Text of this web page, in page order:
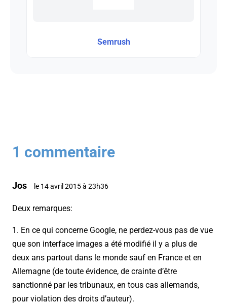
Semrush
1 commentaire
Jos le 14 avril 2015 à 23h36
Deux remarques:
1. En ce qui concerne Google, ne perdez-vous pas de vue
que son interface images a été modifié il y a plus de
deux ans partout dans le monde sauf en France et en
Allemagne (de toute évidence, de crainte d’être
sanctionné par les tribunaux, en tous cas allemands,
pour violation des droits d’auteur).